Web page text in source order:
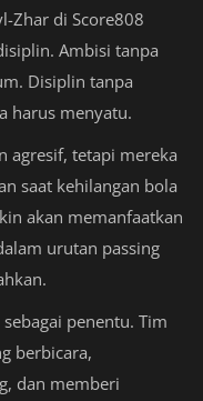
Zhar di Score808
Ambisi tanpa
Disiplin tanpa
harus menyatu.
agresif, tetapi mereka
saat kehilangan bola
akan memanfaatkan
urutan passing
penentu. Tim
berbicara,
dan memberi